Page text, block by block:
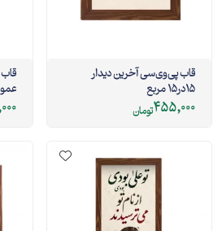
قاب پی‌وی‌سی آخرین دیدار
15در15 مربع
455,000تومان